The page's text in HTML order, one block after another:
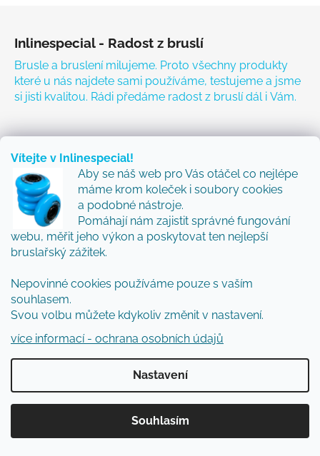
Vítejte v Inlinespecial!
Aby se náš web pro Vás otáčel co nejlépe
máme krom koleček i soubory cookies
a podobné nástroje.
Pomáhají nám zajistit správné fungování
webu, měřit jeho výkon a poskytovat ten nejlepší
bruslařský zážitek.
Nepovinné cookies používáme pouze s vaším
souhlasem.
Svou volbu můžete kdykoliv změnit v nastavení.
více informací - ochrana osobních údajů
Nastavení
Souhlasím
Inlinespecial - Radost z bruslí
Brusle a bruslení milujeme. Proto všechny produkty
které u nás najdete sami používáme, testujeme a jsme
si jisti kvalitou. Rádi předáme radost z bruslí dál i Vám.
Kontakt
info @inlinespecial.cz
+420724165417
Vše o nákupu
Proč nakoupit u nás: Inlinespecial - Vaše cesta k
Doprava a platba
FAQ - nejčastěji kladené dotazy